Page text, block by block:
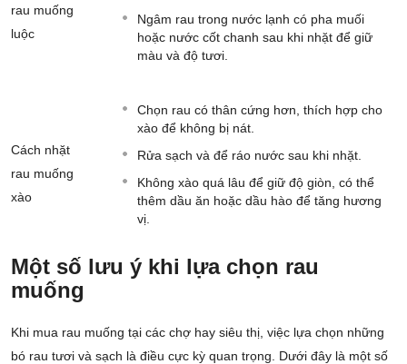
rau muống
luộc
Ngâm rau trong nước lạnh có pha muối
hoặc nước cốt chanh sau khi nhặt để giữ
màu và độ tươi.
Cách nhặt
rau muống
xào
Chọn rau có thân cứng hơn, thích hợp cho
xào để không bị nát.
Rửa sạch và để ráo nước sau khi nhặt.
Không xào quá lâu để giữ độ giòn, có thể
thêm dầu ăn hoặc dầu hào để tăng hương
vị.
Một số lưu ý khi lựa chọn rau
muống
Khi mua rau muống tại các chợ hay siêu thị, việc lựa chọn những
bó rau tươi và sạch là điều cực kỳ quan trọng. Dưới đây là một số